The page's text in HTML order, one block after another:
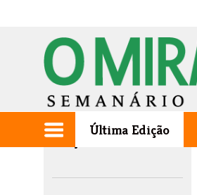
Última Edição
Edição de 2025.01.23